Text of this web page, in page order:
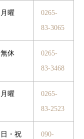
月曜
0265-
83-3065
無休
0265-
83-3468
月曜
0265-
83-2523
日・祝
090-